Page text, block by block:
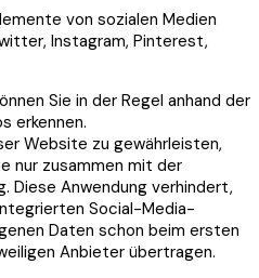
von sozialen Medien
Instagram, Pinterest,
Sie in der Regel anhand der
erkennen.
Website zu gewährleisten,
nur zusammen mit der
Diese Anwendung verhindert,
Social-Media-
Daten schon beim ersten
Anbieter übertragen.